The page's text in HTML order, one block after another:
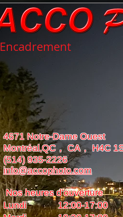
Encadrement
4671 Notre-Dame Ouest
Montréal,QC， CA， H4C
(514) 935-2226
info@accophoto.com
Nos heures d'ouverture
Lundi 12:00-17:00